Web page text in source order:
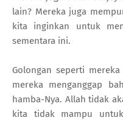
lain? Mereka juga
kita inginkan untuk
sementara ini.
Golongan seperti
mereka menganggap
hamba-Nya. Allah tidak
kita tidak mampu